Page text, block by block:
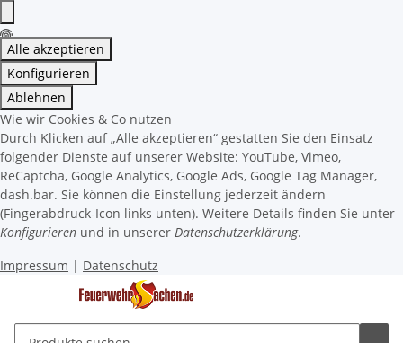
Alle akzeptieren
Konfigurieren
Ablehnen
Wie wir Cookies & Co nutzen
Durch Klicken auf „Alle akzeptieren“ gestatten Sie den Einsatz
folgender Dienste auf unserer Website: YouTube, Vimeo,
ReCaptcha, Google Analytics, Google Ads, Google Tag Manager,
dash.bar. Sie können die Einstellung jederzeit ändern
(Fingerabdruck-Icon links unten). Weitere Details finden Sie unter
Konfigurieren und in unserer Datenschutzerklärung.
Impressum | Datenschutz